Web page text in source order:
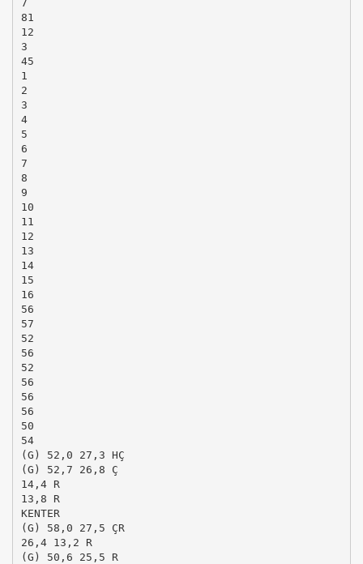
7
81
12
3
45
1
2
3
4
5
6
7
8
9
10
11
12
13
14
15
16
56
57
52
56
52
56
56
56
50
54
(G) 52,0 27,3 HÇ
(G) 52,7 26,8 Ç
14,4 R
13,8 R
KENTER
(G) 58,0 27,5 ÇR
26,4 13,2 R
(G) 50,6 25,5 R